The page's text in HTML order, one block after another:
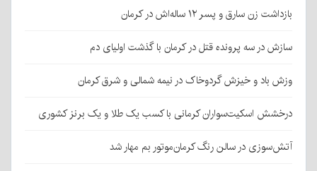
بازداشت زن سارق و پسر ۱۲ ساله‌اش در کرمان
سازش در سه پرونده قتل در کرمان با گذشت اولیای دم
وزش باد و خیزش گردوخاک در نیمه شمالی و شرق کرمان
درخشش اسکیت‌سواران کرمانی با کسب یک طلا و یک برنز کشوری
آتش‌سوزی در سالن رنگ کرمان‌موتور بم مهار شد